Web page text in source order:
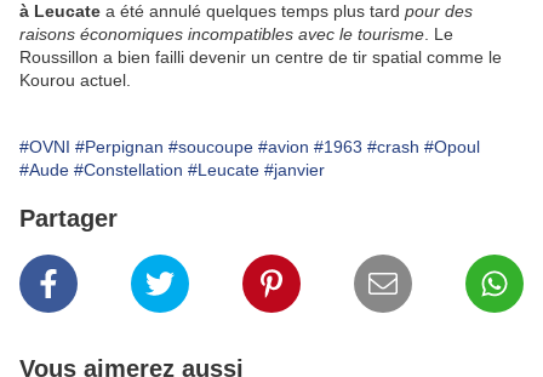
à Leucate a été annulé quelques temps plus tard pour des
raisons économiques incompatibles avec le tourisme . Le
Roussillon a bien failli devenir un centre de tir spatial comme le
Kourou actuel.
#OVNI #Perpignan #soucoupe #avion #1963 #crash #Opoul
#Aude #Constellation #Leucate #janvier
Partager
Vous aimerez aussi